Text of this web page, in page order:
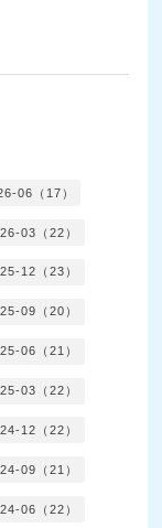
06（17）
03（22）
12（23）
09（20）
06（21）
03（22）
12（22）
09（21）
06（22）